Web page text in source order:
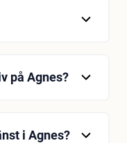
på Agnes?
i Agnes?